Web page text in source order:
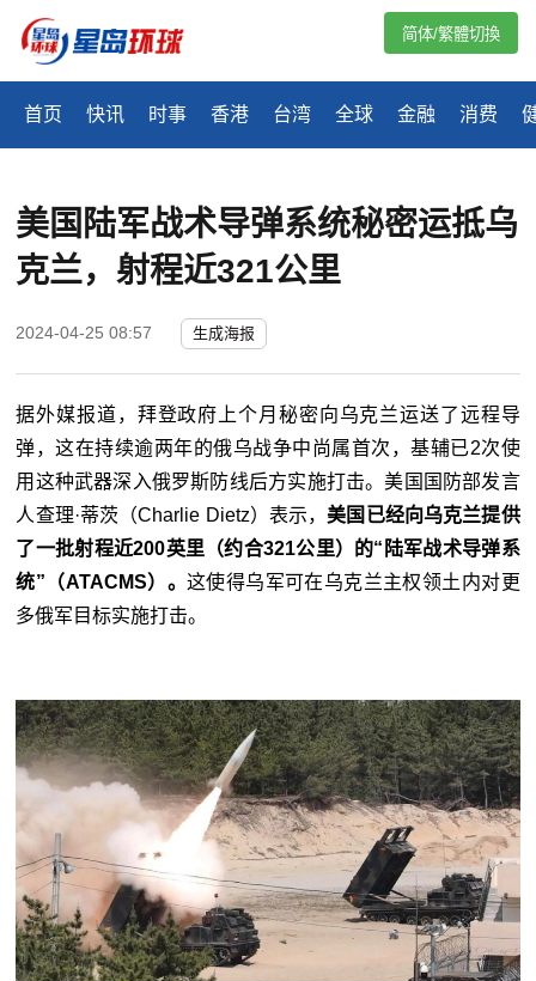
首页 快讯 时事 香港 台湾 全球 金融 消费
简体/繁體切換
美国陆军战术导弹系统秘密运抵乌
克兰，射程近321公里
2024-04-25 08:57 生成海报
据外媒报道，拜登政府上个月秘密向乌克兰运送了远程导
弹，这在持续逾两年的俄乌战争中尚属首次，基辅已2次使
用这种武器深入俄罗斯防线后方实施打击。美国国防部发言
人查理·蒂茨（Charlie Dietz）表示，美国已经向乌克兰提供
了一批射程近200英里（约合321公里）的“陆军战术导弹系
统”（ATACMS） 。 这使得乌军可在乌克兰主权领土内对更
多俄军目标实施打击。